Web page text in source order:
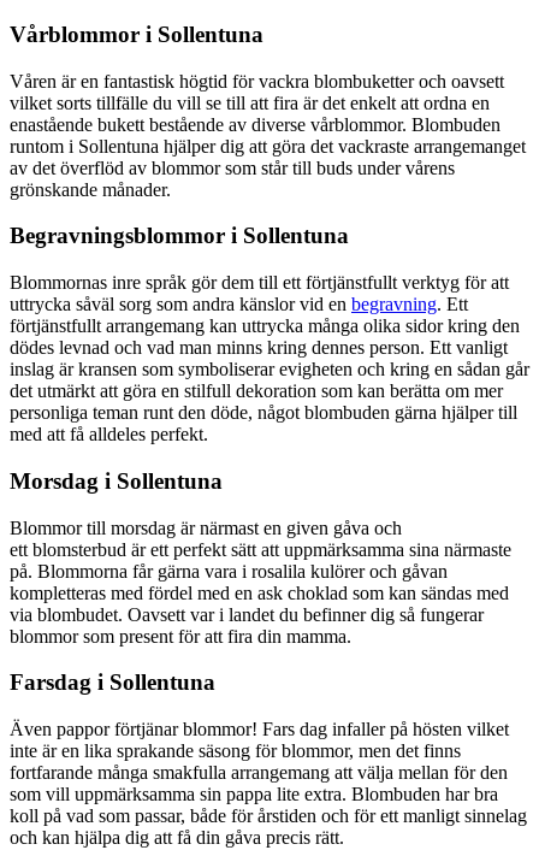
Vårblommor i Sollentuna
Våren är en fantastisk högtid för vackra blombuketter och oavsett
vilket sorts tillfälle du vill se till att fira är det enkelt att ordna en
enastående bukett bestående av diverse vårblommor. Blombuden
runtom i Sollentuna hjälper dig att göra det vackraste arrangemanget
av det överflöd av blommor som står till buds under vårens
grönskande månader.
Begravningsblommor i Sollentuna
Blommornas inre språk gör dem till ett förtjänstfullt verktyg för att
uttrycka såväl sorg som andra känslor vid en begravning. Ett
förtjänstfullt arrangemang kan uttrycka många olika sidor kring den
dödes levnad och vad man minns kring dennes person. Ett vanligt
inslag är kransen som symboliserar evigheten och kring en sådan går
det utmärkt att göra en stilfull dekoration som kan berätta om mer
personliga teman runt den döde, något blombuden gärna hjälper till
med att få alldeles perfekt.
Morsdag i Sollentuna
Blommor till morsdag är närmast en given gåva och
ett blomsterbud är ett perfekt sätt att uppmärksamma sina närmaste
på. Blommorna får gärna vara i rosalila kulörer och gåvan
kompletteras med fördel med en ask choklad som kan sändas med
via blombudet. Oavsett var i landet du befinner dig så fungerar
blommor som present för att fira din mamma.
Farsdag i Sollentuna
Även pappor förtjänar blommor! Fars dag infaller på hösten vilket
inte är en lika sprakande säsong för blommor, men det finns
fortfarande många smakfulla arrangemang att välja mellan för den
som vill uppmärksamma sin pappa lite extra. Blombuden har bra
koll på vad som passar, både för årstiden och för ett manligt sinnelag
och kan hjälpa dig att få din gåva precis rätt.